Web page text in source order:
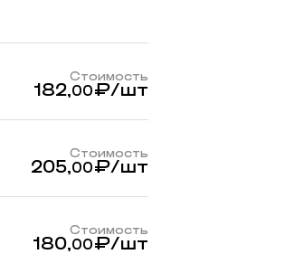
Стоимость
182,00₽/шт
Стоимость
205,00₽/шт
Стоимость
180,00₽/шт